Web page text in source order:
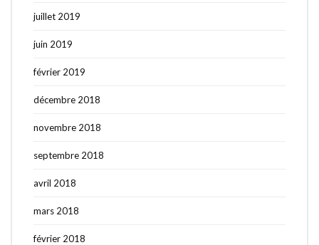
juillet 2019
juin 2019
février 2019
décembre 2018
novembre 2018
septembre 2018
avril 2018
mars 2018
février 2018